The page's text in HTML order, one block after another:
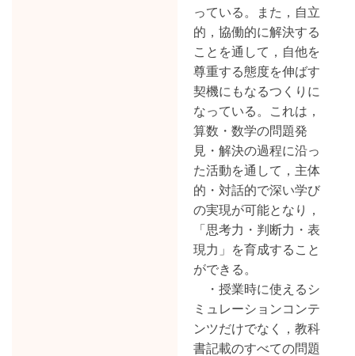
っている。また，自立
的，協働的に解決する
ことを通して，自他を
尊重する態度を伸ばす
契機にもなるつくりに
なっている。これは，
算数・数学の問題発
見・解決の過程に沿っ
た活動を通して，主体
的・対話的で深い学び
の実現が可能となり，
「思考力・判断力・表
現力」を育成すること
ができる。
・授業時に使えるシ
ミュレーションコンテ
ンツだけでなく，教科
書記載のすべての問題